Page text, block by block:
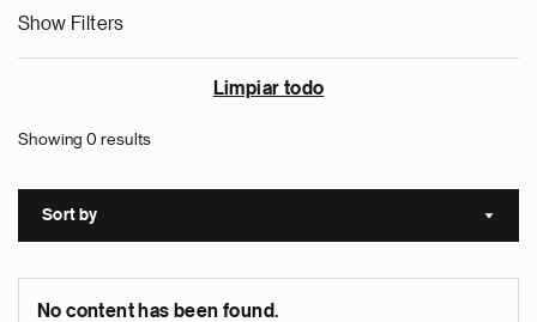
Show Filters
Limpiar todo
Showing 0 results
Sort by Sort
No content has been found.